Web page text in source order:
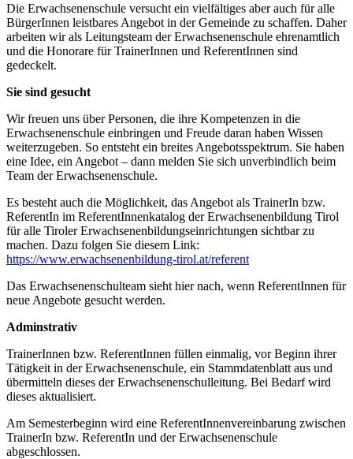
Die Erwachsenenschule versucht ein vielfältiges aber auch für alle
BürgerInnen leistbares Angebot in der Gemeinde zu schaffen. Daher
arbeiten wir als Leitungsteam der Erwachsenenschule ehrenamtlich
und die Honorare für TrainerInnen und ReferentInnen sind
gedeckelt.
Sie sind gesucht
Wir freuen uns über Personen, die ihre Kompetenzen in die
Erwachsenenschule einbringen und Freude daran haben Wissen
weiterzugeben. So entsteht ein breites Angebotsspektrum. Sie haben
eine Idee, ein Angebot – dann melden Sie sich unverbindlich beim
Team der Erwachsenenschule.
Es besteht auch die Möglichkeit, das Angebot als TrainerIn bzw.
ReferentIn im ReferentInnenkatalog der Erwachsenenbildung Tirol
für alle Tiroler Erwachsenenbildungseinrichtungen sichtbar zu
machen. Dazu folgen Sie diesem Link:
https://www.erwachsenenbildung-tirol.at/referent
Das Erwachsenenschulteam sieht hier nach, wenn ReferentInnen für
neue Angebote gesucht werden.
Adminstrativ
TrainerInnen bzw. ReferentInnen füllen einmalig, vor Beginn ihrer
Tätigkeit in der Erwachsenenschule, ein Stammdatenblatt aus und
übermitteln dieses der Erwachsenenschulleitung. Bei Bedarf wird
dieses aktualisiert.
Am Semesterbeginn wird eine ReferentInnenvereinbarung zwischen
TrainerIn bzw. ReferentIn und der Erwachsenenschule
abgeschlossen.